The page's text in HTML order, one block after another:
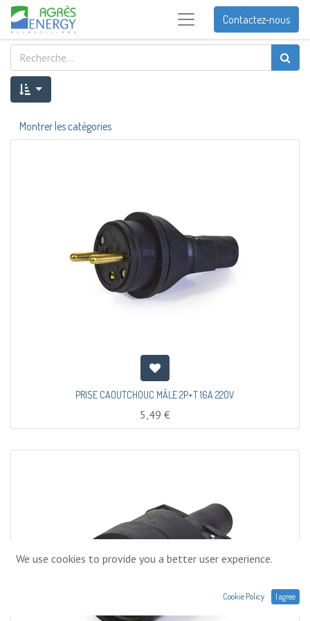
Contactez-nous
Montrer les catégories
PRISE CAOUTCHOUC MÂLE 2P+T 16A 220V
5,49 €
We use cookies to provide you a better user experience.
Cookie Policy I agree